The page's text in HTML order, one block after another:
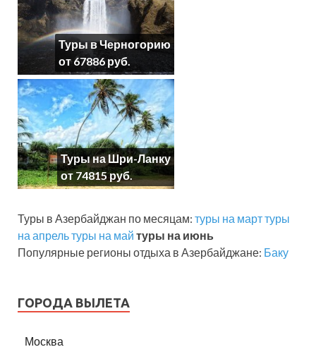
Туры в Черногорию
от 67886 руб.
Туры на Шри-Ланку
от 74815 руб.
Туры в Азербайджан по месяцам: туры на марттуры
на апрельтуры на май туры на июнь
Популярные регионы отдыха в Азербайджане: Баку
ГОРОДА ВЫЛЕТА
Москва